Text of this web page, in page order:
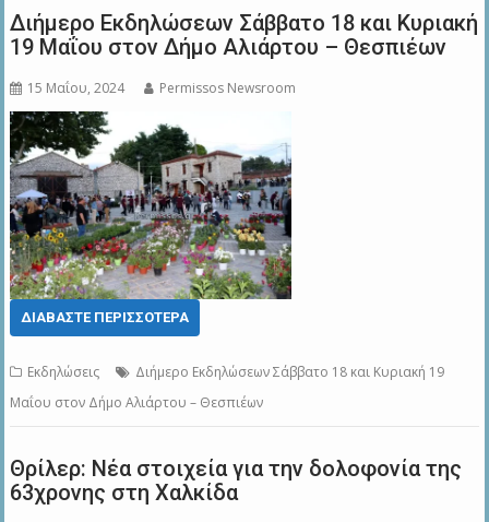
Διήμερο Εκδηλώσεων Σάββατο 18 και Κυριακή
19 Μαΐου στον Δήμο Αλιάρτου – Θεσπιέων
15 Μαΐου, 2024 Permissos Newsroom
ΔΙΑΒΆΣΤΕ ΠΕΡΙΣΣΌΤΕΡΑ
Εκδηλώσεις
Διήμερο Εκδηλώσεων Σάββατο 18 και Κυριακή 19
Μαΐου στον Δήμο Αλιάρτου – Θεσπιέων
Θρίλερ: Νέα στοιχεία για την δολοφονία της
63χρονης στη Χαλκίδα